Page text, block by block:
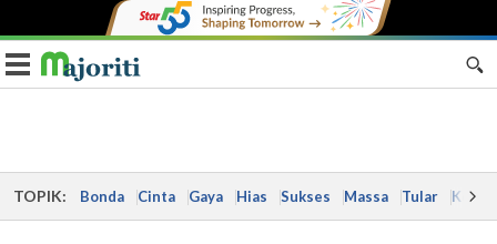
Toggle navigation
TOPIK: Bonda Cinta Gaya Hias Sukses Massa Tular Kes